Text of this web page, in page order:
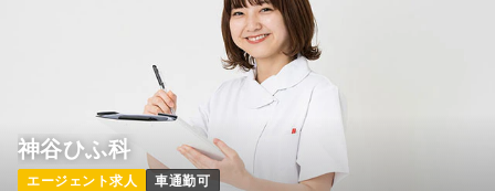
神谷ひふ科
エージェント求人 車通勤可